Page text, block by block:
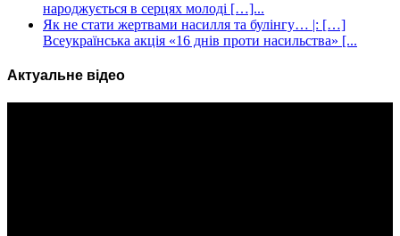
народжується в серцях молоді […]...
Як не стати жертвами насилля та булінгу… |: […]
Всеукраїнська акція «16 днів проти насильства» [...
Актуальне відео